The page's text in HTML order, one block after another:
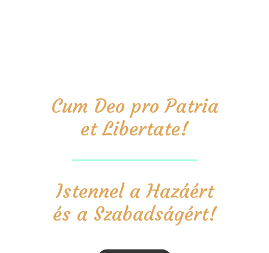
Cum Deo pro Patria
et Libertate!
Istennel a Hazáért
és a Szabadságért!